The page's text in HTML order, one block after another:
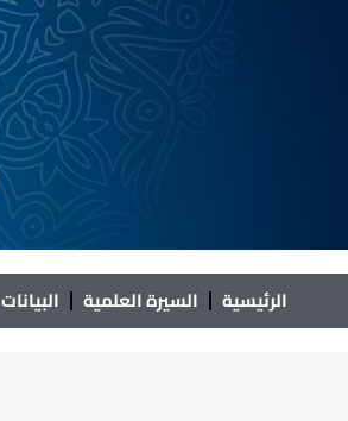
الرئيسية السيرة العلمية البيانات